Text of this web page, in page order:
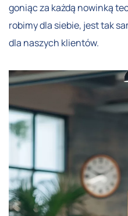
goniąc za każdą nowinką
robimy dla siebie, jest tak
dla naszych klientów.